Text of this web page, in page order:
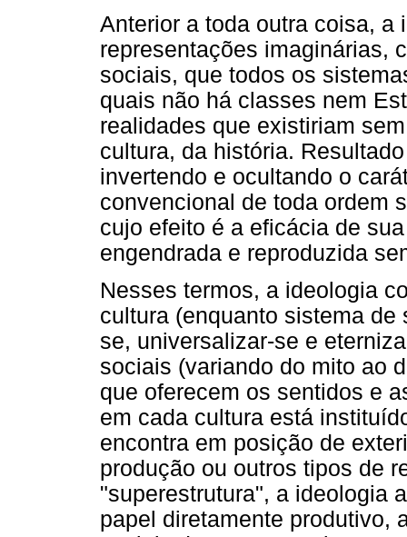
Anterior a toda outra coisa, a
representações imaginárias,
sociais, que todos os
quais não há classes nem
realidades que existiriam
cultura, da história.
invertendo e ocultando o
convencional de toda ordem
cujo efeito é a eficácia de
engendrada e reproduzida
Nesses termos, a ideologia
cultura (enquanto sistema
se, universalizar-se e
sociais (variando do mito ao
que oferecem os sentidos e
em cada cultura está
encontra em posição de
produção ou outros tipos de
"superestrutura", a ideologia
papel diretamente produtivo,